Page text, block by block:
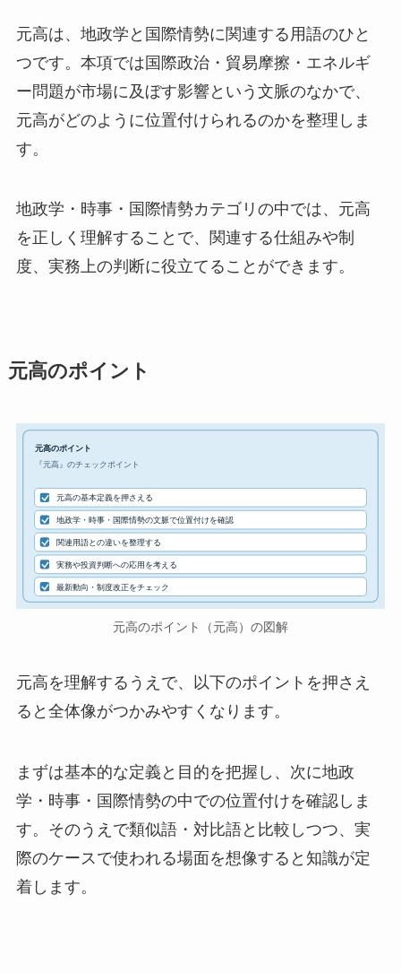
元高は、地政学と国際情勢に関連する用語のひと
つです。本項では国際政治・貿易摩擦・エネルギ
ー問題が市場に及ぼす影響という文脈のなかで、
元高がどのように位置付けられるのかを整理しま
す。
地政学・時事・国際情勢カテゴリの中では、元高
を正しく理解することで、関連する仕組みや制
度、実務上の判断に役立てることができます。
元高のポイント
元高のポイント
『元高』のチェックポイント
元高の基本定義を押さえる
地政学・時事・国際情勢の文脈で位置付けを確認
関連用語との違いを整理する
実務や投資判断への応用を考える
最新動向・制度改正をチェック
元高のポイント（元高）の図解
元高を理解するうえで、以下のポイントを押さえ
ると全体像がつかみやすくなります。
まずは基本的な定義と目的を把握し、次に地政
学・時事・国際情勢の中での位置付けを確認しま
す。そのうえで類似語・対比語と比較しつつ、実
際のケースで使われる場面を想像すると知識が定
着します。